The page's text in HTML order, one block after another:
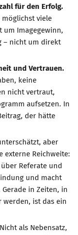
für den Erfolg.
möglichst viele
um Imagegewinn,
– nicht um direkt
und Vertrauen.
keine
nicht vertraut,
aufsetzen. In
der hätte
aber
externe Reichweite:
Referate und
und macht
in Zeiten, in
werden, ist das ein
Nicht als Nebensatz,